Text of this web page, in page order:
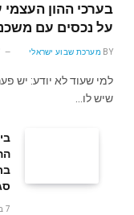
על נכסים עם
BY מערכת שבוע ישראלי
למי שעוד לא יודע: יש
שיש לו…
7 באוגוסט 2026